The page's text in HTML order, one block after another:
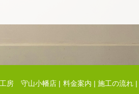
房 守山小幡店 料金案内 施工の流れ